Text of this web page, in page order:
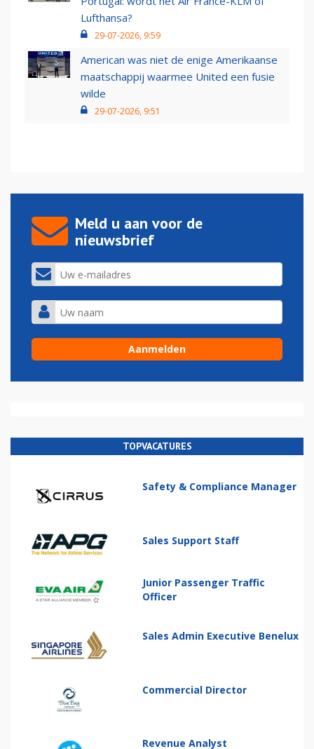
Lufthansa?
29-07-2026, 9:59
American was niet de enige Amerikaanse
maatschappij waarmee United een fusie
wilde
29-07-2026, 9:51
Meld u aan voor de
nieuwsbrief
TOPVACATURES
Safety & Compliance Manager
Sales Support Staff
Junior Passenger Traffic
Officer
Sales Admin Executive Benelux
Commercial Director
Revenue Analyst